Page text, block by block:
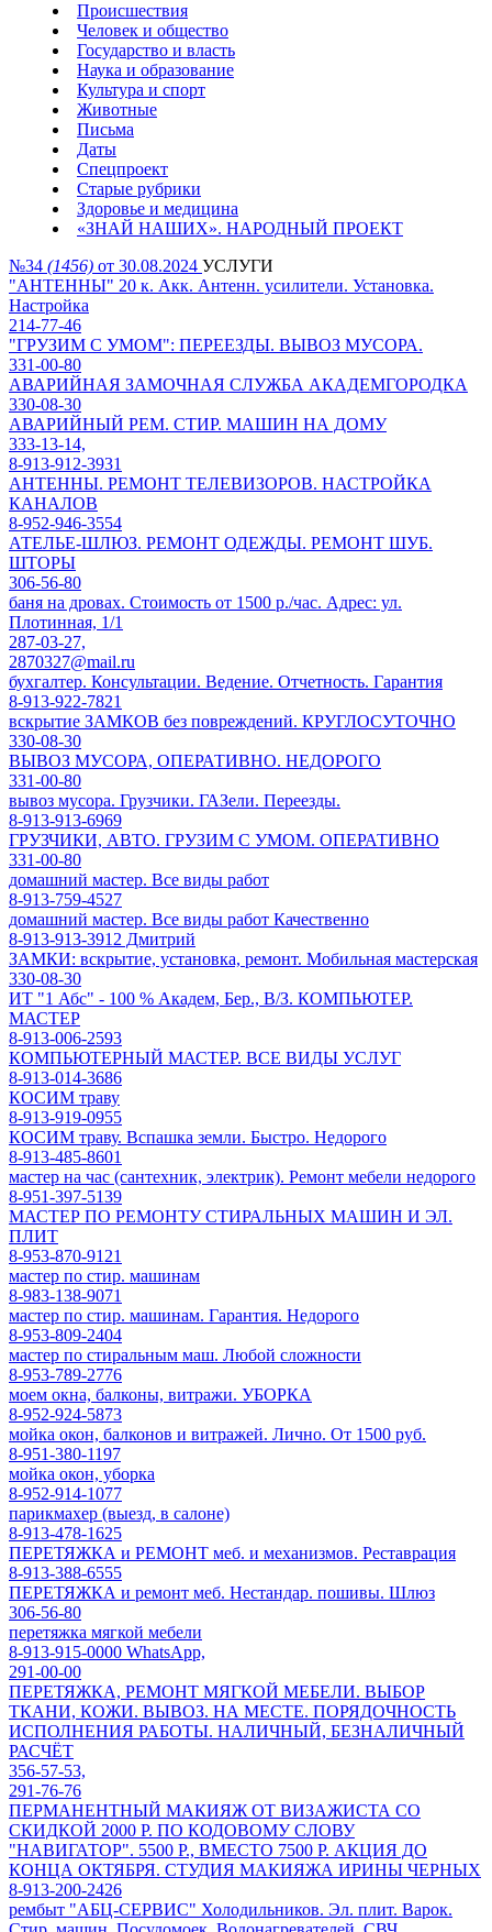
Происшествия
Человек и общество
Государство и власть
Наука и образование
Культура и спорт
Животные
Письма
Даты
Спецпроект
Старые рубрики
Здоровье и медицина
«ЗНАЙ НАШИХ». НАРОДНЫЙ ПРОЕКТ
№34 (1456) от 30.08.2024 УСЛУГИ
"АНТЕННЫ" 20 к. Акк. Антенн. усилители. Установка.
Настройка
214-77-46
"ГРУЗИМ С УМОМ": ПЕРЕЕЗДЫ. ВЫВОЗ МУСОРА.
331-00-80
АВАРИЙНАЯ ЗАМОЧНАЯ СЛУЖБА АКАДЕМГОРОДКА
330-08-30
АВАРИЙНЫЙ РЕМ. СТИР. МАШИН НА ДОМУ
333-13-14,
8-913-912-3931
АНТЕННЫ. РЕМОНТ ТЕЛЕВИЗОРОВ. НАСТРОЙКА
КАНАЛОВ
8-952-946-3554
АТЕЛЬЕ-ШЛЮЗ. РЕМОНТ ОДЕЖДЫ. РЕМОНТ ШУБ.
ШТОРЫ
306-56-80
баня на дровах. Стоимость от 1500 р./час. Адрес: ул.
Плотинная, 1/1
287-03-27,
2870327@mail.ru
бухгалтер. Консультации. Ведение. Отчетность. Гарантия
8-913-922-7821
вскрытие ЗАМКОВ без повреждений. КРУГЛОСУТОЧНО
330-08-30
ВЫВОЗ МУСОРА, ОПЕРАТИВНО. НЕДОРОГО
331-00-80
вывоз мусора. Грузчики. ГАЗели. Переезды.
8-913-913-6969
ГРУЗЧИКИ, АВТО. ГРУЗИМ С УМОМ. ОПЕРАТИВНО
331-00-80
домашний мастер. Все виды работ
8-913-759-4527
домашний мастер. Все виды работ Качественно
8-913-913-3912 Дмитрий
ЗАМКИ: вскрытие, установка, ремонт. Мобильная мастерская
330-08-30
ИТ "1 Абс" - 100 % Академ, Бер., В/З. КОМПЬЮТЕР.
МАСТЕР
8-913-006-2593
КОМПЬЮТЕРНЫЙ МАСТЕР. ВСЕ ВИДЫ УСЛУГ
8-913-014-3686
КОСИМ траву
8-913-919-0955
КОСИМ траву. Вспашка земли. Быстро. Недорого
8-913-485-8601
мастер на час (сантехник, электрик). Ремонт мебели недорого
8-951-397-5139
МАСТЕР ПО РЕМОНТУ СТИРАЛЬНЫХ МАШИН И ЭЛ.
ПЛИТ
8-953-870-9121
мастер по стир. машинам
8-983-138-9071
мастер по стир. машинам. Гарантия. Недорого
8-953-809-2404
мастер по стиральным маш. Любой сложности
8-953-789-2776
моем окна, балконы, витражи. УБОРКА
8-952-924-5873
мойка окон, балконов и витражей. Лично. От 1500 руб.
8-951-380-1197
мойка окон, уборка
8-952-914-1077
парикмахер (выезд, в салоне)
8-913-478-1625
ПЕРЕТЯЖКА и РЕМОНТ меб. и механизмов. Реставрация
8-913-388-6555
ПЕРЕТЯЖКА и ремонт меб. Нестандар. пошивы. Шлюз
306-56-80
перетяжка мягкой мебели
8-913-915-0000 WhatsApp,
291-00-00
ПЕРЕТЯЖКА, РЕМОНТ МЯГКОЙ МЕБЕЛИ. ВЫБОР
ТКАНИ, КОЖИ. ВЫВОЗ. НА МЕСТЕ. ПОРЯДОЧНОСТЬ
ИСПОЛНЕНИЯ РАБОТЫ. НАЛИЧНЫЙ, БЕЗНАЛИЧНЫЙ
РАСЧЁТ
356-57-53,
291-76-76
ПЕРМАНЕНТНЫЙ МАКИЯЖ ОТ ВИЗАЖИСТА СО
СКИДКОЙ 2000 Р. ПО КОДОВОМУ СЛОВУ
"НАВИГАТОР". 5500 Р., ВМЕСТО 7500 Р. АКЦИЯ ДО
КОНЦА ОКТЯБРЯ. СТУДИЯ МАКИЯЖА ИРИНЫ ЧЕРНЫХ
8-913-200-2426
рембыт "АБЦ-СЕРВИС" Холодильников. Эл. плит. Варок.